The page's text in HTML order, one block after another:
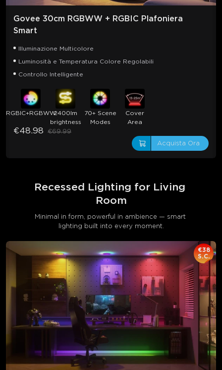
Govee 30cm RGBWW + RGBIC Plafoniera
Smart
Illuminazione Multicolore
Luminosità e Temperatura Colore Regolabili
Controllo Intelligente
RGBIC+RGBWW2400lm
brightness
70+ Scene
Modes
Cover
Area
€48.98
€69.99
Acquista Ora
Recessed Lighting for Living
Room
Minimal in form, powerful in ambience — smart
lighting built into every moment.
€38
S.C.